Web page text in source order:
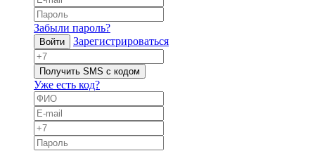
Забыли пароль?
Войти Зарегистрироваться
Получить SMS с кодом
Уже есть код?